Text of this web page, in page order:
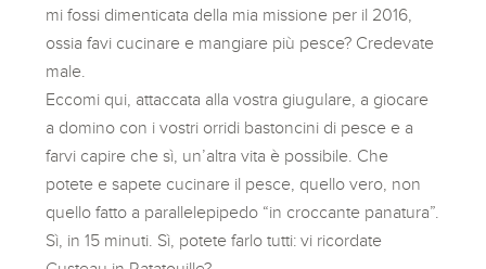
mi fossi dimenticata della mia missione per il 2016,
ossia favi cucinare e mangiare più pesce? Credevate
male.
Eccomi qui, attaccata alla vostra giugulare, a giocare
a domino con i vostri orridi bastoncini di pesce e a
farvi capire che sì, un’altra vita è possibile. Che
potete e sapete cucinare il pesce, quello vero, non
quello fatto a parallelepipedo “in croccante panatura”.
Sì, in 15 minuti. Sì, potete farlo tutti: vi ricordate